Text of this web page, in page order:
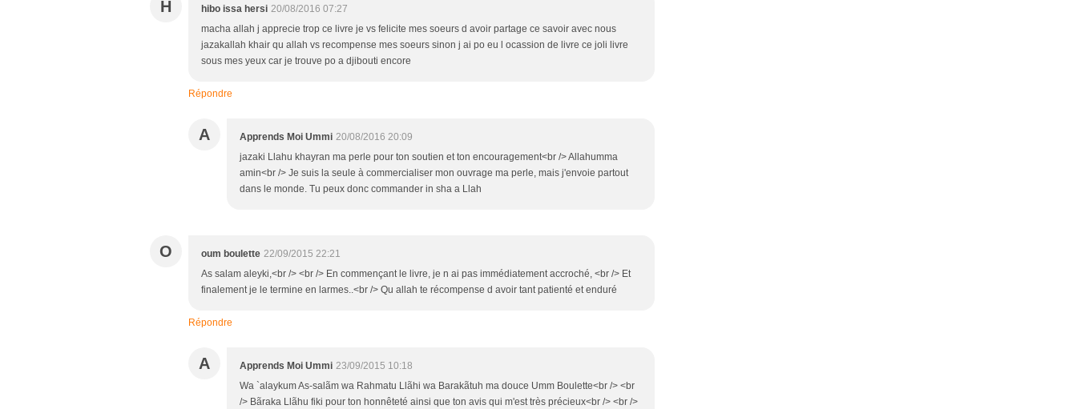
H hibo issa hersi 20/08/2016 07:27
macha allah j apprecie trop ce livre je vs felicite mes soeurs d avoir partage ce savoir avec nous
jazakallah khair qu allah vs recompense mes soeurs sinon j ai po eu l ocassion de livre ce joli livre
sous mes yeux car je trouve po a djibouti encore
Répondre
A Apprends Moi Ummi 20/08/2016 20:09
jazaki Llahu khayran ma perle pour ton soutien et ton encouragement<br /> Allahumma
amin<br /> Je suis la seule à commercialiser mon ouvrage ma perle, mais j'envoie partout
dans le monde. Tu peux donc commander in sha a Llah
O oum boulette 22/09/2015 22:21
As salam aleyki,<br /> <br /> En commençant le livre, je n ai pas immédiatement accroché, <br /> Et
finalement je le termine en larmes..<br /> Qu allah te récompense d avoir tant patienté et enduré
Répondre
A Apprends Moi Ummi 23/09/2015 10:18
Wa `alaykum As-salãm wa Rahmatu Llãhi wa Barakãtuh ma douce Umm Boulette<br /> <br
/> Bãraka Llãhu fiki pour ton honnêteté ainsi que ton avis qui m'est très précieux<br /> <br />